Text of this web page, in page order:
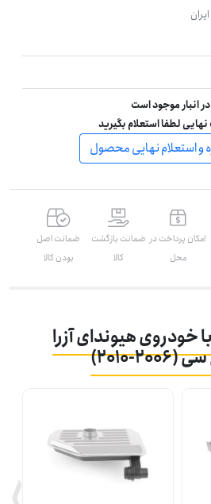
در انبار موجود است
لطفا استعلام بگیرید
و استعلام نهایی محصول
امکان پرداخت در
محل
ضمانت بازگشت
کالا
ضمانت اصل
بودن کالا
هیوندای آزرا